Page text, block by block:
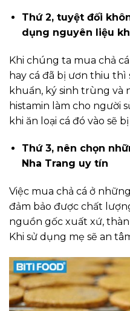
Thứ 2, tuyệt đối
dụng nguyên liệu
Khi chúng ta mua chả
hay cá đã bị ươn thiu thì
khuẩn, ký sinh trùng và
histamin làm cho người
khi ăn loại cá đó vào sẽ
Thứ 3, nên chọn
Nha Trang uy tín
Việc mua chả cá ở
đảm bảo được chất
nguồn gốc xuất xứ,
Khi sử dụng mẹ sẽ an